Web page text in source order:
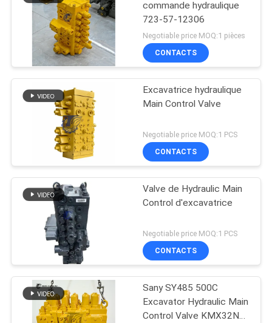
commande hydraulique
723-57-12306
Negotiable price MOQ:1 pièces
CONTACTS
Excavatrice hydraulique
Main Control Valve
Negotiable price MOQ:1 PCS
CONTACTS
Valve de Hydraulic Main
Control d'excavatrice
Negotiable price MOQ:1 PCS
CONTACTS
Sany SY485 500C
Excavator Hydraulic Main
Control Valve KMX32NA